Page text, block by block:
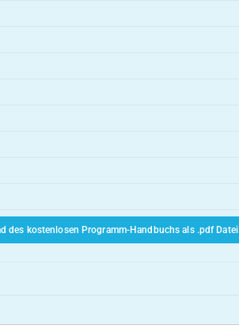
des kostenlosen Programm-Handbuchs als .pdf Datei